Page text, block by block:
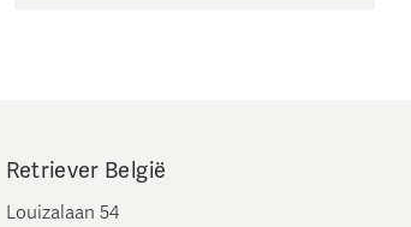
Retriever België
Louizalaan 54